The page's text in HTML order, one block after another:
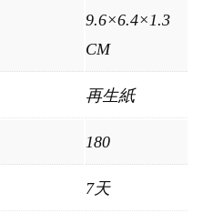
9.6×6.4×1.3
CM
再生紙
180
7天